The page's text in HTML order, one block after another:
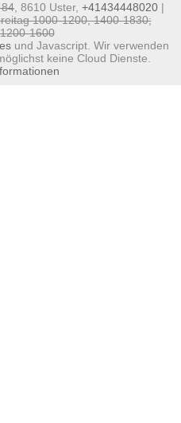
, 8610 Uster, +41434448020|
1000-1200, 1400-1830;
1600
und Javascript. Wir verwenden
keine Cloud Dienste.